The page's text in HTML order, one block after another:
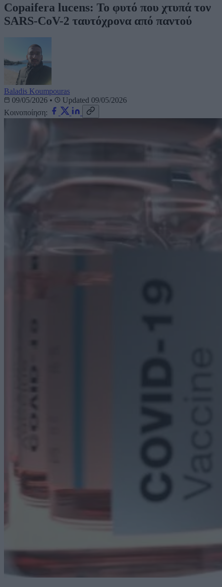
Copaifera lucens: Το φυτό που χτυπά τον
SARS-CoV-2 ταυτόχρονα από παντού
Baladis Koumpouras
09/05/2026 •
Updated 09/05/2026
Κοινοποίηση: